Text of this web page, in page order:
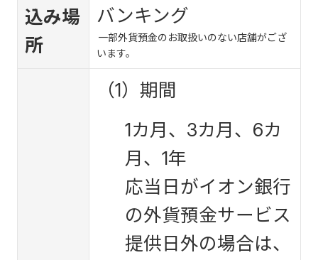
込み場
所
バンキング
一部外貨預金のお取扱いのない店舗がござ
います。
（1）期間
1カ月、3カ月、6カ
月、1年
応当日がイオン銀行
の外貨預金サービス
提供日外の場合は、